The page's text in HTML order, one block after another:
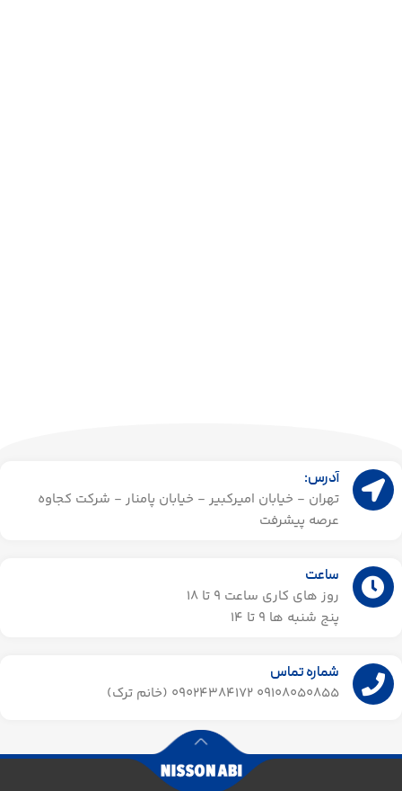
آدرس:
تهران - خیابان امیرکبیر - خیابان پامنار - شرکت کجاوه
عرصه پیشرفت
ساعت
روز های کاری ساعت ۹ تا 18
پنج شنبه ها 9 تا 14​
شماره تماس
09108050855 09024384172 (خانم ترک)